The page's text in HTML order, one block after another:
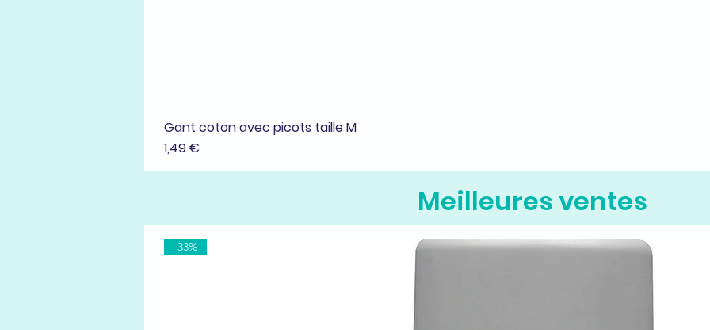
Gant coton avec picots taille M
Prix
1,49 €
Meilleures ventes
-33%